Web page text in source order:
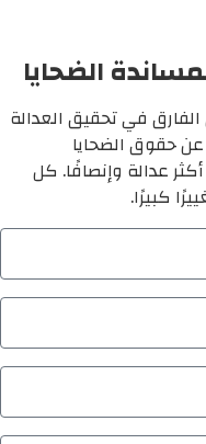
الضحايا
في تحقيق العدالة
حقوق الضحايا
عدالة وإنصافًا. كل
كبيرًا.